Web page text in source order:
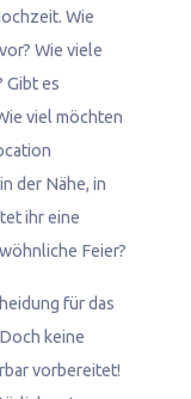
Wie
Wie viele
Gibt es
viel möchten
der Nähe, in
ihr eine
Feier?
für das
keine
vorbereitet!